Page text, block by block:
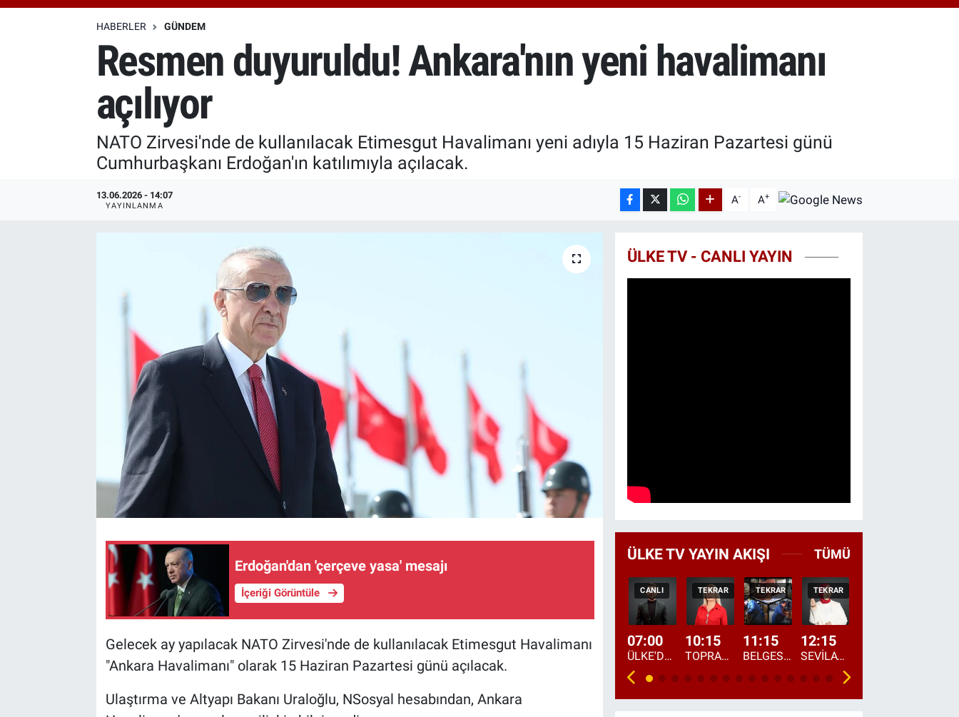
BITCOIN
64.643,95
%0.16
HABERLER GÜNDEM
Resmen duyuruldu! Ankara'nın yeni havalimanı
açılıyor
NATO Zirvesi'nde de kullanılacak Etimesgut Havalimanı yeni adıyla 15 Haziran Pazartesi günü
Cumhurbaşkanı Erdoğan'ın katılımıyla açılacak.
13.06.2026 - 14:07
YAYINLANMA A- A+
Erdoğan'dan 'çerçeve yasa' mesajı
İçeriği Görüntüle
Gelecek ay yapılacak NATO Zirvesi'nde de kullanılacak Etimesgut Havalimanı
"Ankara Havalimanı" olarak 15 Haziran Pazartesi günü açılacak.
Ulaştırma ve Altyapı Bakanı Uraloğlu, NSosyal hesabından, Ankara
ÜLKE TV - CANLI YAYIN
ÜLKE TV YAYIN AKIŞI TÜMÜ
CANLI
07:00
ÜLKE'DE BU SABAH
TEKRAR
10:15
TOPRAKTAN SOFRAYA
TEKRAR
11:15
BELGESEL: "ÜLKE'NİN ALIN TERİ"
TEKRAR
12:15
SEVİLAY SUNGUR İLE ELİMİN BEREKETİ
Özel Haberler
Özel Haberler
Erişim Bilgileri
Haber Arşivi